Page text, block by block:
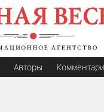
Авторы